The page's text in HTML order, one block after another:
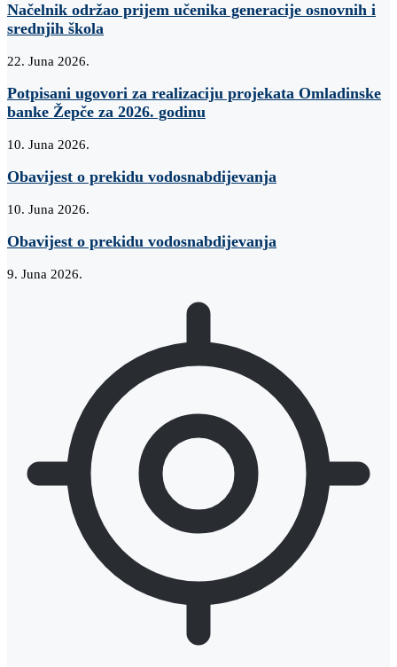
Načelnik održao prijem učenika generacije osnovnih i
srednjih škola
22. Juna 2026.
Potpisani ugovori za realizaciju projekata Omladinske
banke Žepče za 2026. godinu
10. Juna 2026.
Obavijest o prekidu vodosnabdijevanja
10. Juna 2026.
Obavijest o prekidu vodosnabdijevanja
9. Juna 2026.